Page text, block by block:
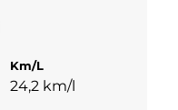
Km/L
24,2 km/l